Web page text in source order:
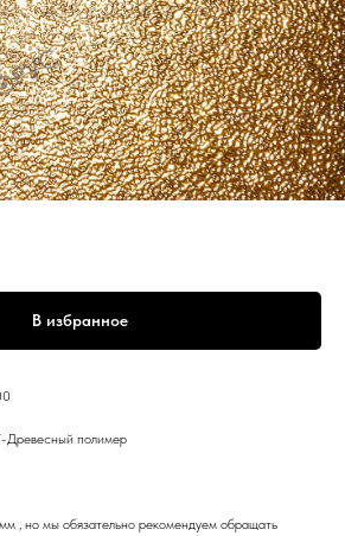
В избранное
полимер
, но мы обязательно рекомендуем обращать